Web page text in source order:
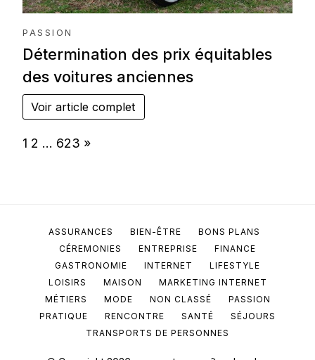
PASSION
Détermination des prix équitables
des voitures anciennes
Voir article complet
Page:
1 2 … 623 Next
»
ASSURANCES BIEN-ÊTRE
BONS PLANS
CÉREMONIES
ENTREPRISE
FINANCE
GASTRONOMIE
INTERNET
LIFESTYLE
LOISIRS
MAISON
MARKETING INTERNET
MÉTIERS
MODE NON CLASSÉ
PASSION
PRATIQUE
RENCONTRE SANTÉ
SÉJOURS
TRANSPORTS DE PERSONNES